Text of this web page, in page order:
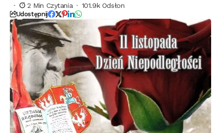
2 Min Czytania
101.9k Odsłon
Udostępnij